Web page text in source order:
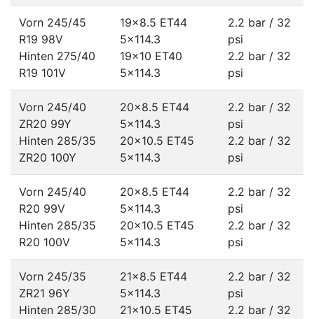
Vorn 245/45
R19 98V
Hinten 275/40
R19 101V
19x8.5 ET44
5x114.3
19x10 ET40
5x114.3
2.2 bar / 32
psi
2.2 bar / 32
psi
Vorn 245/40
ZR20 99Y
Hinten 285/35
ZR20 100Y
20x8.5 ET44
5x114.3
20x10.5 ET45
5x114.3
2.2 bar / 32
psi
2.2 bar / 32
psi
Vorn 245/40
R20 99V
Hinten 285/35
R20 100V
20x8.5 ET44
5x114.3
20x10.5 ET45
5x114.3
2.2 bar / 32
psi
2.2 bar / 32
psi
Vorn 245/35
ZR21 96Y
Hinten 285/30
21x8.5 ET44
5x114.3
21x10.5 ET45
2.2 bar / 32
psi
2.2 bar / 32